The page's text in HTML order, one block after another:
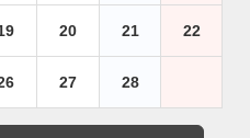
20 21 22
27 28